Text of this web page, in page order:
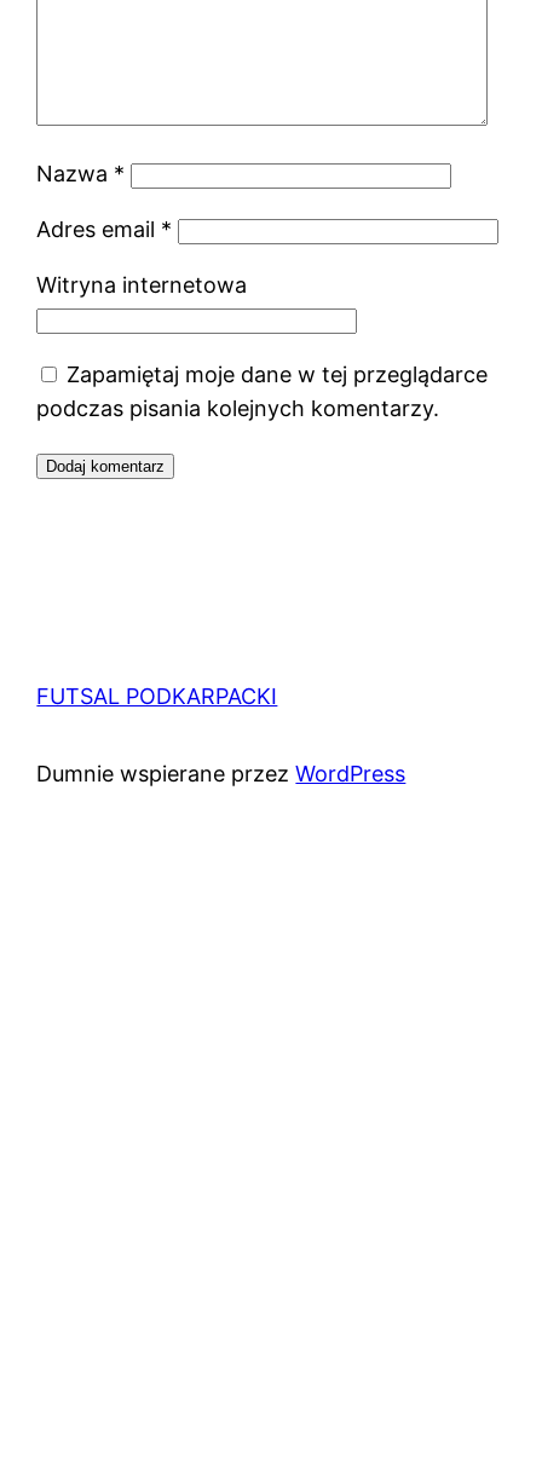
Nazwa *
Adres email *
Witryna internetowa
Zapamiętaj moje dane w tej przeglądarce
podczas pisania kolejnych komentarzy.
FUTSAL PODKARPACKI
Dumnie wspierane przezWordPress